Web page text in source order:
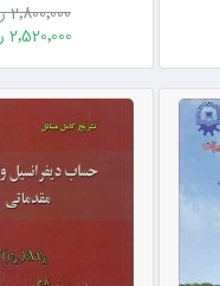
2٬800٬000 ریال
2٬520٬000 ریال